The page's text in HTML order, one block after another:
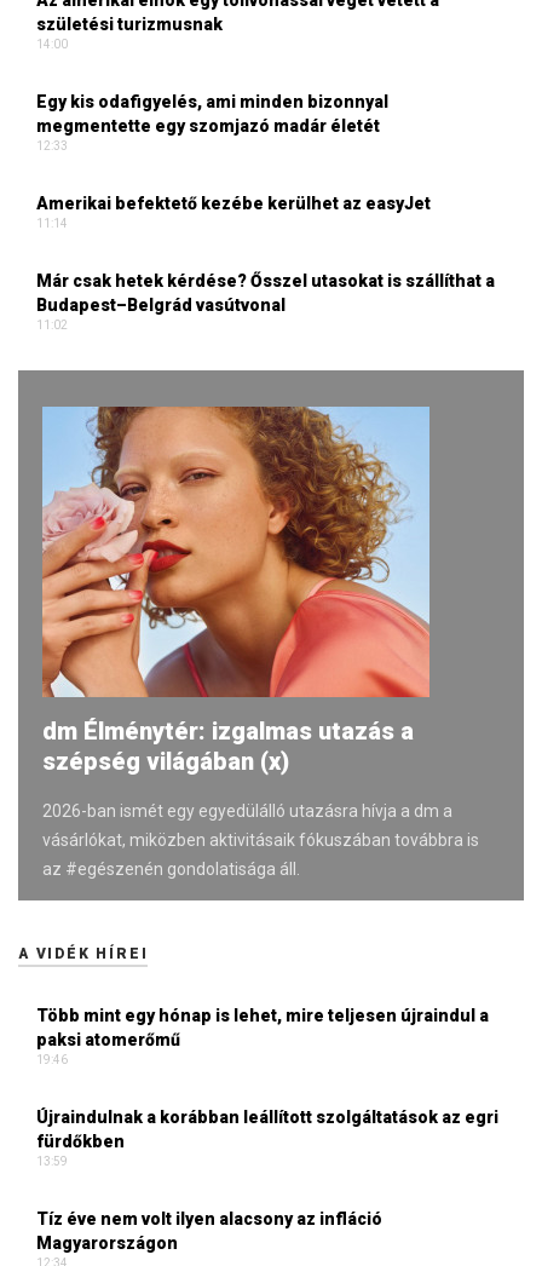
születési turizmusnak
14:00
Egy kis odafigyelés, ami minden bizonnyal
megmentette egy szomjazó madár életét
12:33
Amerikai befektető kezébe kerülhet az easyJet
11:14
Már csak hetek kérdése? Ősszel utasokat is szállíthat a
Budapest–Belgrád vasútvonal
11:02
dm Élménytér: izgalmas utazás a
szépség világában (x)
2026-ban ismét egy egyedülálló utazásra hívja a dm a
vásárlókat, miközben aktivitásaik fókuszában továbbra is
az #egészenén gondolatisága áll.
A VIDÉK HÍREI
Több mint egy hónap is lehet, mire teljesen újraindul a
paksi atomerőmű
19:46
Újraindulnak a korábban leállított szolgáltatások az egri
fürdőkben
13:59
Tíz éve nem volt ilyen alacsony az infláció
Magyarországon
12:34